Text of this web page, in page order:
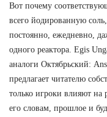
Вот почему
всего йодированную
постоянно, ежедневно,
одного реактора. Egis
аналоги Октябрьский:
предлагает читателю
только игроки влияют
его словам, прошлое и